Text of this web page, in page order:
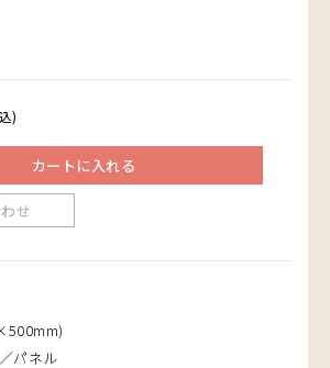
)
カートに入れる
せ
パネル